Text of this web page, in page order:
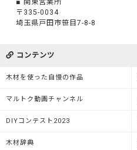
関東営業所
〒335-0034
埼玉県戸田市笹目7-8-8
コンテンツ
木材を使った自慢の作品
マルトク動画チャンネル
DIYコンテスト2023
木材辞典